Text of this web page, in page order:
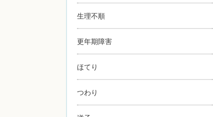
生理不順
更年期障害
ほてり
つわり